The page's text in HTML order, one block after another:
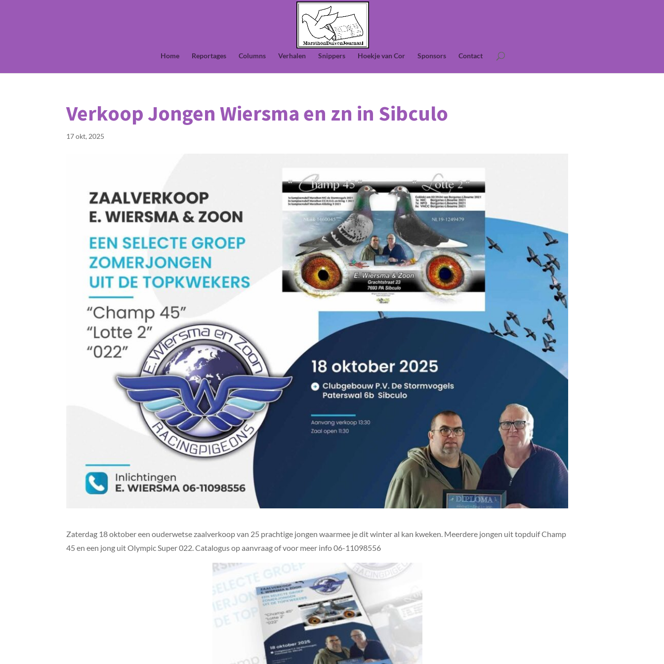
Home Reportages Columns Verhalen Snippers Hoekje van Cor Sponsors Contact
Verkoop Jongen Wiersma en zn in Sibculo
17 okt, 2025
Zaterdag 18 oktober een ouderwetse zaalverkoop van 25 prachtige jongen waarmee je dit winter al kan kweken. Meerdere jongen uit topduif Champ
45 en een jong uit Olympic Super 022. Catalogus op aanvraag of voor meer info 06-11098556